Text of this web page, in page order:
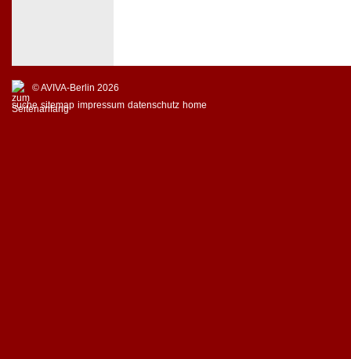
© AVIVA-Berlin 2026
suche sitemap impressum datenschutz home